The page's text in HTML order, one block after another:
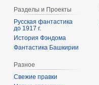
Разделы и Проекты
Русская фантастика
до 1917 г.
История Фэндома
Фантастика Башкирии
Разное
Свежие правки